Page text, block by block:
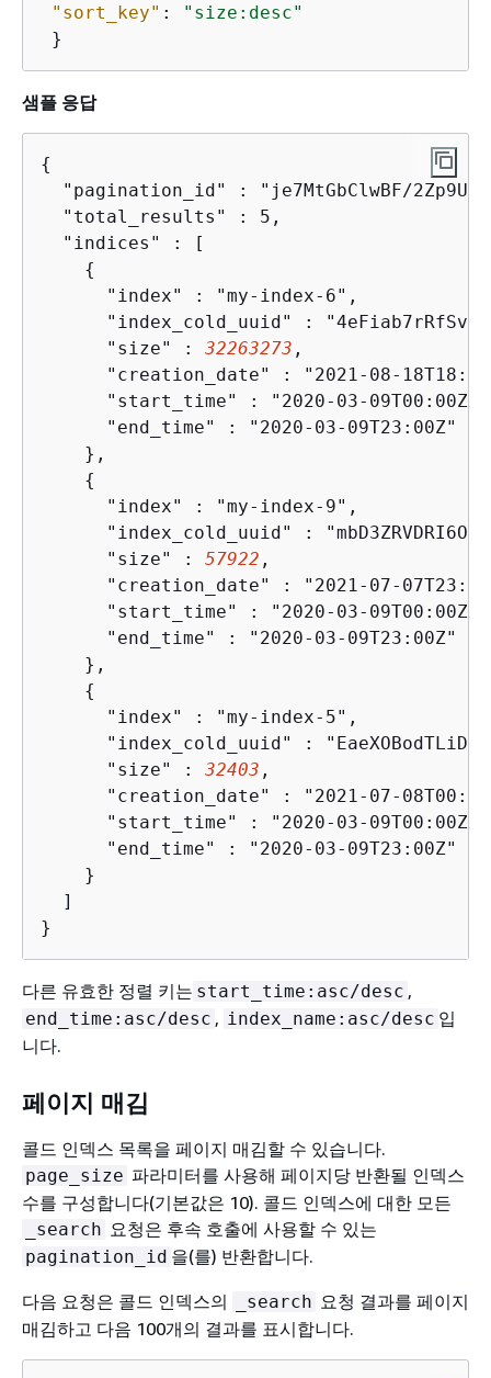
"sort_key" :
"size:desc"
}
샘플 응답
{
"pagination_id" : "je7MtGbClwBF/
  "total_results" : 5,
  "indices" : [
{
      "index" : "my-index-6",
"index_cold_uuid" :
      "size" :
32263273 ,
"creation_date" : "2021-08-
      "start_time" : "2020-03-09T00:00Z",
      "end_time" : "2020-03-09T23:00Z"
    },
{
      "index" : "my-index-9",
"index_cold_uuid" :
      "size" :
57922 ,
"creation_date" : "2021-07-
      "start_time" : "2020-03-09T00:00Z",
      "end_time" : "2020-03-09T23:00Z"
    },
{
      "index" : "my-index-5",
"index_cold_uuid" :
      "size" :
32403 ,
"creation_date" : "2021-07-
      "start_time" : "2020-03-09T00:00Z",
      "end_time" : "2020-03-09T23:00Z"
    }
  ]
}
다른 유효한 정렬 키는 start_time:asc/desc ,
end_time:asc/desc , index_name:asc/desc 입
니다.
페이지 매김
콜드 인덱스 목록을 페이지 매김할 수 있습니다.
page_size 파라미터를 사용해 페이지당 반환될 인덱스
수를 구성합니다(기본값은 10). 콜드 인덱스에 대한 모든
_search 요청은 후속 호출에 사용할 수 있는
pagination_id 을(를) 반환합니다.
다음 요청은 콜드 인덱스의 _search 요청 결과를 페이지
매김하고 다음 100개의 결과를 표시합니다.